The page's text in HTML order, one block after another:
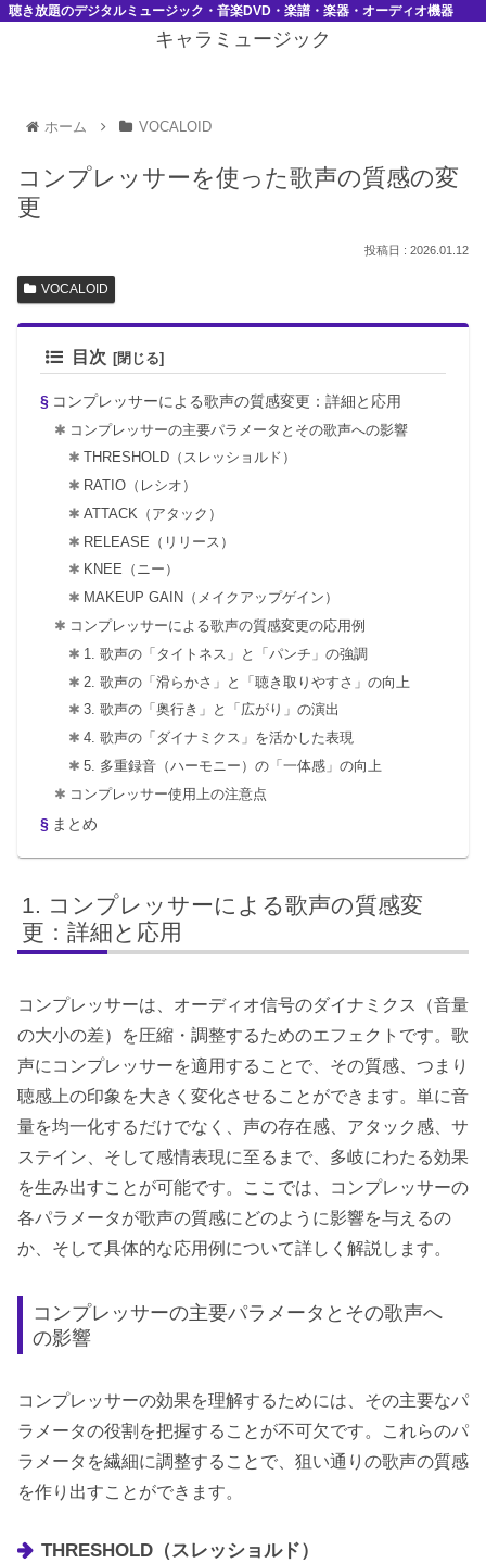
聴き放題のデジタルミュージック・音楽DVD・楽譜・楽器・オーディオ機器
キャラミュージック
ホーム VOCALOID
コンプレッサーを使った歌声の質感の変
更
2026.01.12
VOCALOID
目次
コンプレッサーによる歌声の質感変更：詳細と応用
コンプレッサーの主要パラメータとその歌声への影響
THRESHOLD（スレッショルド）
RATIO（レシオ）
ATTACK（アタック）
RELEASE（リリース）
KNEE（ニー）
MAKEUP GAIN（メイクアップゲイン）
コンプレッサーによる歌声の質感変更の応用例
1. 歌声の「タイトネス」と「パンチ」の強調
2. 歌声の「滑らかさ」と「聴き取りやすさ」の向上
3. 歌声の「奥行き」と「広がり」の演出
4. 歌声の「ダイナミクス」を活かした表現
5. 多重録音（ハーモニー）の「一体感」の向上
コンプレッサー使用上の注意点
まとめ
コンプレッサーによる歌声の質感変
更：詳細と応用
コンプレッサーは、オーディオ信号のダイナミクス（音量
の大小の差）を圧縮・調整するためのエフェクトです。歌
声にコンプレッサーを適用することで、その質感、つまり
聴感上の印象を大きく変化させることができます。単に音
量を均一化するだけでなく、声の存在感、アタック感、サ
ステイン、そして感情表現に至るまで、多岐にわたる効果
を生み出すことが可能です。ここでは、コンプレッサーの
各パラメータが歌声の質感にどのように影響を与えるの
か、そして具体的な応用例について詳しく解説します。
コンプレッサーの主要パラメータとその歌声へ
の影響
コンプレッサーの効果を理解するためには、その主要なパ
ラメータの役割を把握することが不可欠です。これらのパ
ラメータを繊細に調整することで、狙い通りの歌声の質感
を作り出すことができます。
THRESHOLD（スレッショルド）